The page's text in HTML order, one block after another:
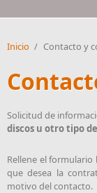
Inicio / Contacto y
Solicitud de
discos u otro tipo
Rellene el
que desea la
motivo del contacto.